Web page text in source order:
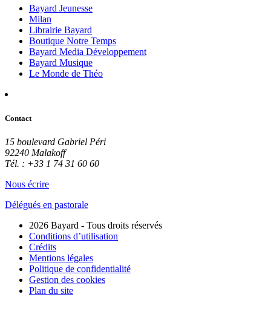
Bayard Jeunesse
Milan
Librairie Bayard
Boutique Notre Temps
Bayard Media Développement
Bayard Musique
Le Monde de Théo
Contact
15 boulevard Gabriel Péri
92240 Malakoff
Tél. : +33 1 74 31 60 60
Nous écrire
Délégués en pastorale
2026 Bayard - Tous droits réservés
Conditions d’utilisation
Crédits
Mentions légales
Politique de confidentialité
Gestion des cookies
Plan du site